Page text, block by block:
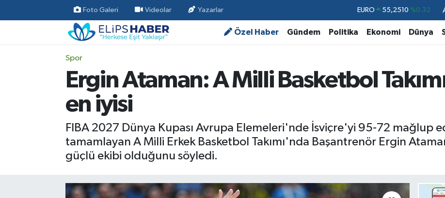
Foto Galeri Videolar Yazarlar STERLİN 64,4811 %0.38
GRAM ALTIN 6648.99 %2.59
DOLAR 47,7436 %0.18
Özel Haber Gündem Politika Ekonomi Dünya
Spor
Ergin Ataman: A Milli Basketbol
en iyisi
FIBA 2027 Dünya Kupası Avrupa Elemeleri'nde İsviçre'yi 95-72 mağlup
tamamlayan A Milli Erkek Basketbol Takımı'nda Başantrenör Ergin
güçlü ekibi olduğunu söyledi.
Özel Haber
Bilim - Teknoloji
Kültür - Sanat
Nöbetçi Eczaneler
Hava Durumu
Trafik Durumu
Süper Lig Puan Durumu ve Fikstür
Son Dakika Haberleri